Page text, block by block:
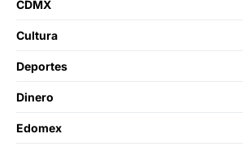
CDMX
Cultura
Deportes
Dinero
Edomex